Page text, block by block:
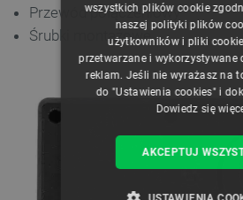
Przewód połączeniowy
Śrubki montażowe
wszystkich plików cookie
naszej polityki plików
użytkowników i pliki
przetwarzane i wykorzystywane
reklam. Jeśli nie wyrażasz na
do "Ustawienia cookies" i
Dowiedz się
AKCEPTUJ